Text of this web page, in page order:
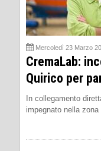
Mercoledì 23 Marzo
CremaLab:
Quirico per
In collegamento
impegnato nella